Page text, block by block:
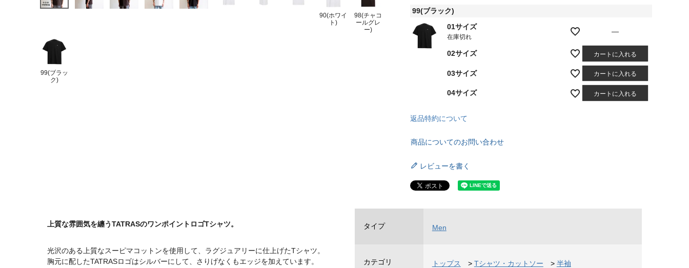
90(ホワイ
ト)
98(チャコ
ールグレ
ー)
99(ブラッ
ク)
99(ブラック)
01サイズ
在庫切れ
—
02サイズ カートに入れる
03サイズ カートに入れる
04サイズ カートに入れる
返品特約について
商品についてのお問い合わせ
レビューを書く
上質な雰囲気を纏うTATRASのワンポイントロゴTシャツ。
光沢のある上質なスーピマコットンを使用して、ラグジュアリーに仕上げたTシャツ。
胸元に配したTATRASロゴはシルバーにして、さりげなくもエッジを加えています。
タイプ Men
カテゴリ トップス > Tシャツ・カットソー > 半袖